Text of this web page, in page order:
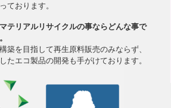
ております。
テリアルリサイクルの事ならどんな事で
築を目指して再生原料販売のみならず、
たエコ製品の開発も手がけております。